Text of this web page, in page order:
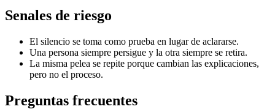
Senales de riesgo
El silencio se toma como prueba en lugar de aclararse.
Una persona siempre persigue y la otra siempre se retira.
La misma pelea se repite porque cambian las explicaciones,
pero no el proceso.
Preguntas frecuentes